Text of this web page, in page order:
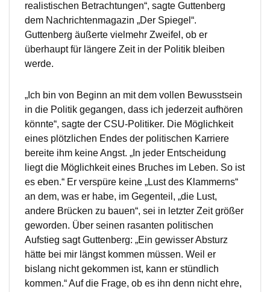
realistischen Betrachtungen“, sagte Guttenberg
dem Nachrichtenmagazin „Der Spiegel“.
Guttenberg äußerte vielmehr Zweifel, ob er
überhaupt für längere Zeit in der Politik bleiben
werde.
„Ich bin von Beginn an mit dem vollen Bewusstsein
in die Politik gegangen, dass ich jederzeit aufhören
könnte“, sagte der CSU-Politiker. Die Möglichkeit
eines plötzlichen Endes der politischen Karriere
bereite ihm keine Angst. „In jeder Entscheidung
liegt die Möglichkeit eines Bruches im Leben. So ist
es eben.“ Er verspüre keine „Lust des Klammerns“
an dem, was er habe, im Gegenteil, „die Lust,
andere Brücken zu bauen“, sei in letzter Zeit größer
geworden. Über seinen rasanten politischen
Aufstieg sagt Guttenberg: „Ein gewisser Absturz
hätte bei mir längst kommen müssen. Weil er
bislang nicht gekommen ist, kann er stündlich
kommen.“ Auf die Frage, ob es ihn denn nicht ehre,